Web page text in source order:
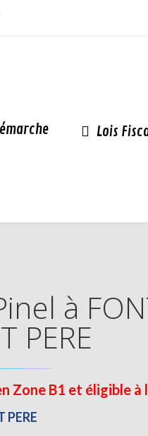
Lois
à
PERE
Zone B1 et éligible à
PERE